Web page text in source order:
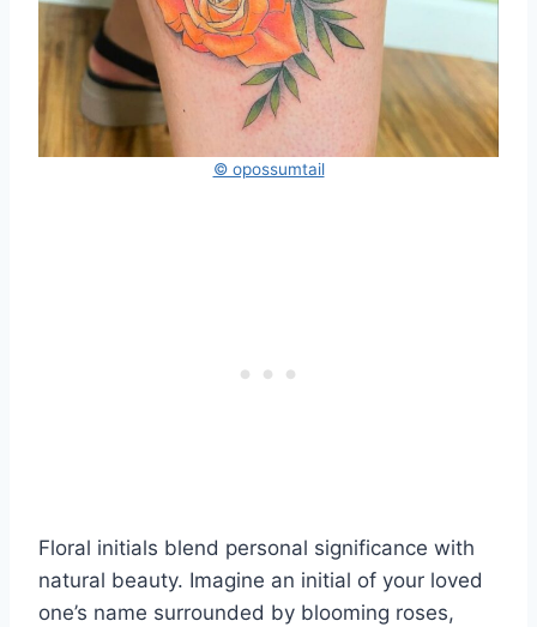
© opossumtail
Floral initials blend personal significance with
natural beauty. Imagine an initial of your loved
one’s name surrounded by blooming roses,